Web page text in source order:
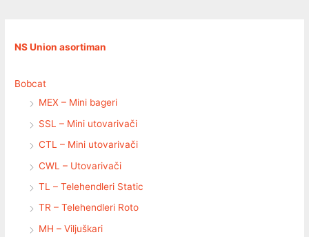
NS Union asortiman
Bobcat
MEX – Mini bageri
SSL – Mini utovarivači
CTL – Mini utovarivači
CWL – Utovarivači
TL – Telehendleri Static
TR – Telehendleri Roto
MH – Viljuškari